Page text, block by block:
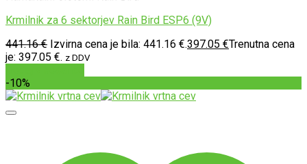
Krmilnik za 6 sektorjev Rain Bird ESP6 (9V)
441.16€ Izvirna cena je bila: 441.16 €.397.05 €Trenutna cena
je: 397.05 €. z DDV
-10%